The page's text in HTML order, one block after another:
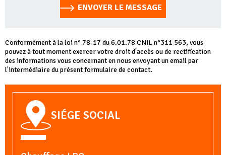
ENVOYER LE MESSAGE
Conformément à la loi n° 78-17 du 6.01.78 CNIL n°311 563, vous
pouvez à tout moment exercer votre droit d'accès ou de rectification
des informations vous concernant en nous envoyant un email par
l'intermédiaire du présent formulaire de contact.
SIÉGE SOCIAL